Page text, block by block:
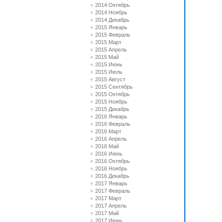
2014 Октябрь
2014 Ноябрь
2014 Декабрь
2015 Январь
2015 Февраль
2015 Март
2015 Апрель
2015 Май
2015 Июнь
2015 Июль
2015 Август
2015 Сентябрь
2015 Октябрь
2015 Ноябрь
2015 Декабрь
2016 Январь
2016 Февраль
2016 Март
2016 Апрель
2016 Май
2016 Июнь
2016 Октябрь
2016 Ноябрь
2016 Декабрь
2017 Январь
2017 Февраль
2017 Март
2017 Апрель
2017 Май
2017 Июнь